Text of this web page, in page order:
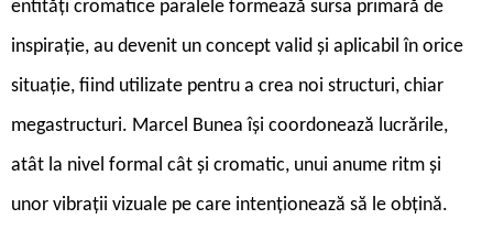
entități cromatice paralele formează sursa primară de
inspirație, au devenit un concept valid și aplicabil în orice
situație, fiind utilizate pentru a crea noi structuri, chiar
megastructuri. Marcel Bunea își coordonează lucrările,
atât la nivel formal cât și cromatic, unui anume ritm și
unor vibrații vizuale pe care intenționează să le obțină.